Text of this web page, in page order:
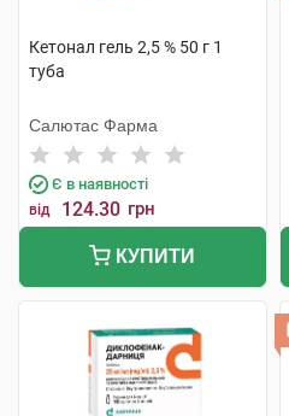
Кетонал гель 2,5 % 50 г 1
туба
Салютас Фарма
Є в наявності
від 124.30 грн
КУПИТИ